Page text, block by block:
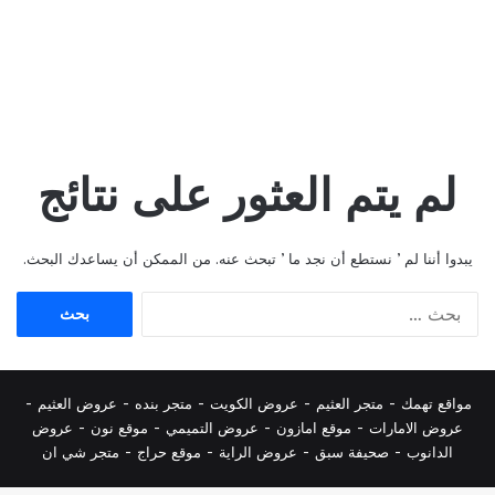
لم يتم العثور على نتائج
يبدوا أننا لم ’ نستطع أن نجد ما ’ تبحث عنه. من الممكن أن يساعدك البحث.
مواقع تهمك - متجر العثيم - عروض الكويت - متجر بنده - عروض العثيم -
عروض الامارات - موقع امازون - عروض التميمي - موقع نون - عروض
الدانوب - صحيفة سبق - عروض الراية - موقع حراج - متجر شي ان